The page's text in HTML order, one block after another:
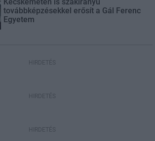
továbbképzésekkel erősít a Gál Ferenc
Egyetem
HIRDETÉS
HIRDETÉS
HIRDETÉS